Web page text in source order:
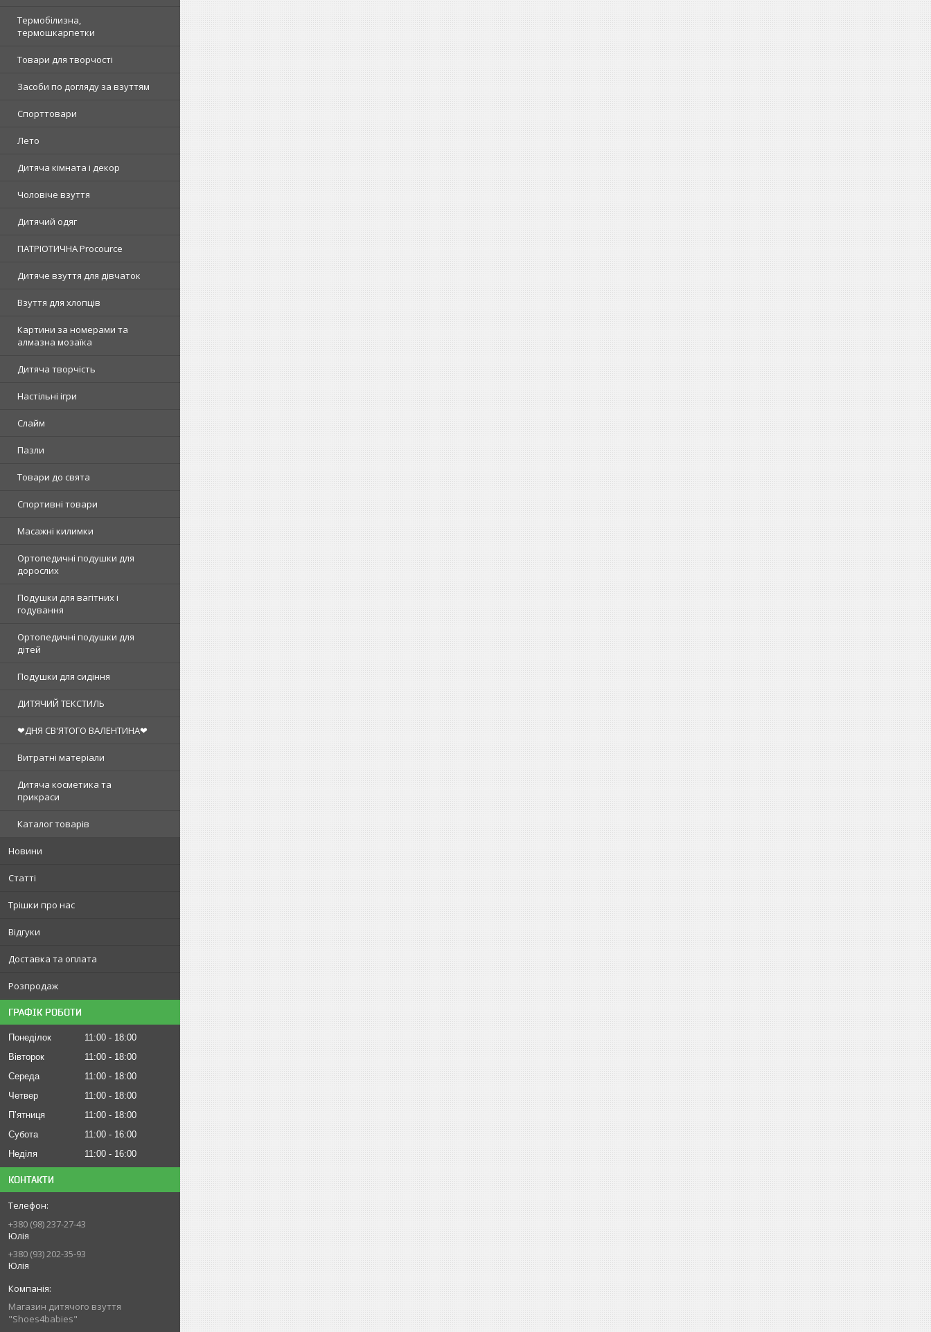
Термобілизна,
термошкарпетки
Товари для творчості
Засоби по догляду за взуттям
Спорттовари
Лето
Дитяча кімната і декор
Чоловіче взуття
Дитячий одяг
ПАТРІОТИЧНА Procource
Дитяче взуття для дівчаток
Взуття для хлопців
Картини за номерами та
алмазна мозаїка
Дитяча творчість
Настільні ігри
Слайм
Пазли
Товари до свята
Спортивні товари
Масажні килимки
Ортопедичні подушки для
дорослих
Подушки для вагітних і
годування
Ортопедичні подушки для
дітей
Подушки для сидіння
ДИТЯЧИЙ ТЕКСТИЛЬ
❤ДНЯ СВ'ЯТОГО ВАЛЕНТИНА❤
Витратні матеріали
Дитяча косметика та
прикраси
Каталог товарів
Новини
Статті
Трішки про нас
Відгуки
Доставка та оплата
Розпродаж
ГРАФІК РОБОТИ
Понеділок 11:00
18:00
Вівторок
11:00
18:00
Середа
11:00
18:00
Четвер
11:00
18:00
Пʼятниця
11:00
18:00
Субота
11:00
16:00
Неділя
11:00 16:00
КОНТАКТИ
+380 (98) 237-27-43
Юлія
+380 (93) 202-35-93
Юлія
Магазин дитячого взуття
"Shoes4babies"